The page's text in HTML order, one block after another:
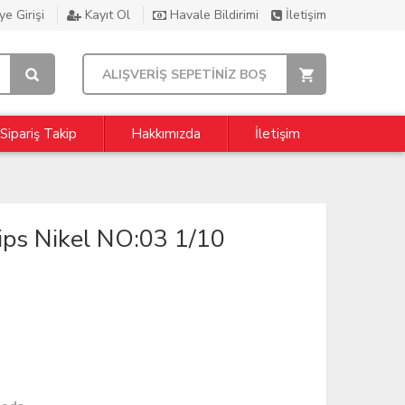
Girişi Kayıt Ol Havale Bildirimi İletişim
ALIŞVERİŞ SEPETİNİZ BOŞ
Sipariş Takip Hakkımızda İletişim
Nikel NO:03 1/10